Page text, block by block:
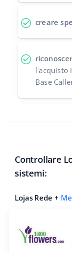
creare
l'acquisto
Base
Controllare
sistemi:
Lojas Rede +